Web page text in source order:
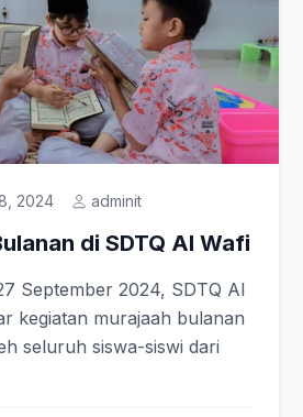
2024 adminit
di SDTQ Al Wafi
September 2024, SDTQ Al
kegiatan murajaah bulanan
seluruh siswa-siswi dari